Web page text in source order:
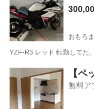
おもろ
YZF-R3 レッド 転勤してた
那覇市 おも
【ペ
無料ア